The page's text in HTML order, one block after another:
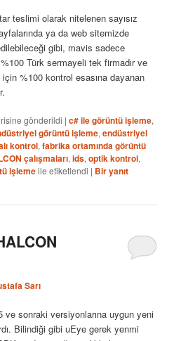
teslimi olarak nitelenen sayısız
ya da web sitemizde
gibi, mavis sadece
Türk sermayeli tek firmadır ve
%100 kontrol esasına dayanan
gönderildi |c# ile görüntü işleme,
görüntü işleme,endüstriyel
kontrol,fabrika ortamında görüntü
çalışmaları,ids,optik kontrol,
işlemeile etiketlendi | Bir yanıt
Sarı
ve sonraki versiyonlarına uygun yeni
Bilindiği gibi uEye gerek yenmi